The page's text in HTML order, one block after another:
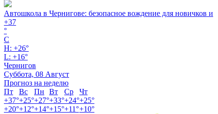
Автошкола в Чернигове: безопасное вождение для новичков и
+37
°
C
H: +26°
L: +16°
Чернигов
Суббота, 08 Август
Прогноз на неделю
Пт
Вс Пн Вт Ср
Чт
+37°+25°+27°+33°+24°+25°
+20°+12°+14°+15°+11°+10°